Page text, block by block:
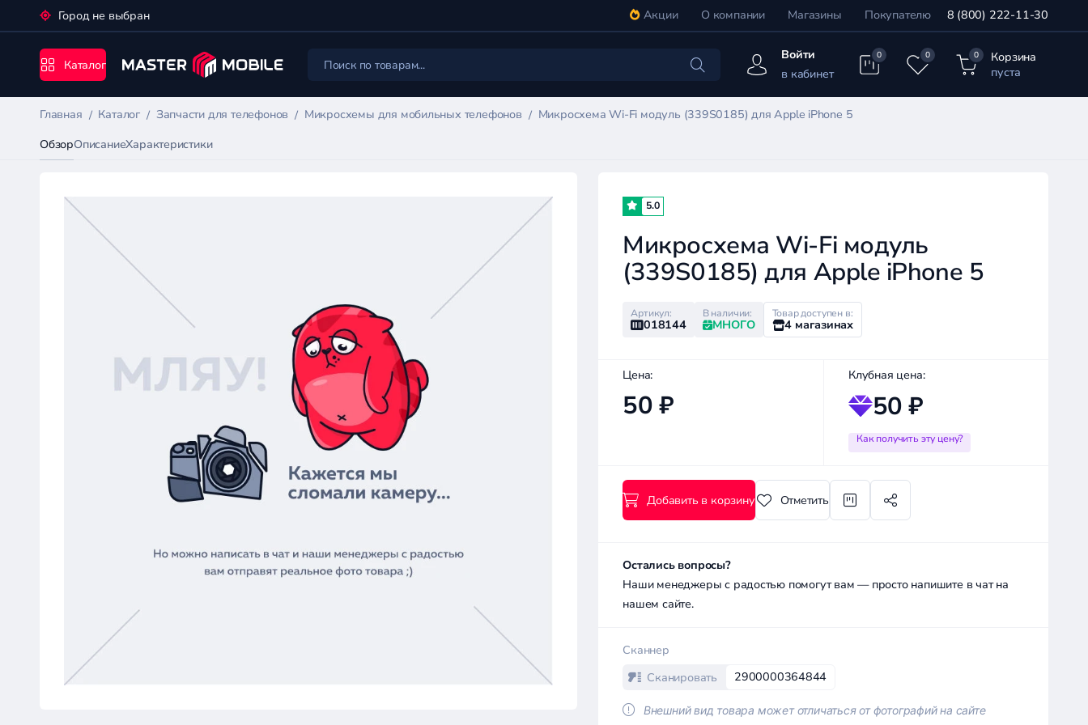
Город не выбран Акции О компании Магазины Покупателю 8 (800) 222-11-30
Каталог
Войти
в кабинет
0 0 0
Корзина
пуста
Главная Каталог Запчасти для телефонов Микросхемы для мобильных телефонов
Микросхема Wi-Fi модуль (339S0185) для Apple iPhone 5
ОбзорОписаниеХарактеристики
5.0
Микросхема Wi-Fi модуль
(339S0185) для Apple iPhone 5
Артикул:
018144
В наличии:
МНОГО
Товар доступен в:
4 магазинах
Цена:
50 ₽
Клубная цена:
50 ₽
Как получить эту цену?
Добавить в корзину Отметить
Остались вопросы?
Наши менеджеры с радостью помогут вам — просто напишите в чат на
нашем сайте.
Сканнер
Сканировать
2900000364844
Внешний вид товара может отличаться от фотографий на сайте